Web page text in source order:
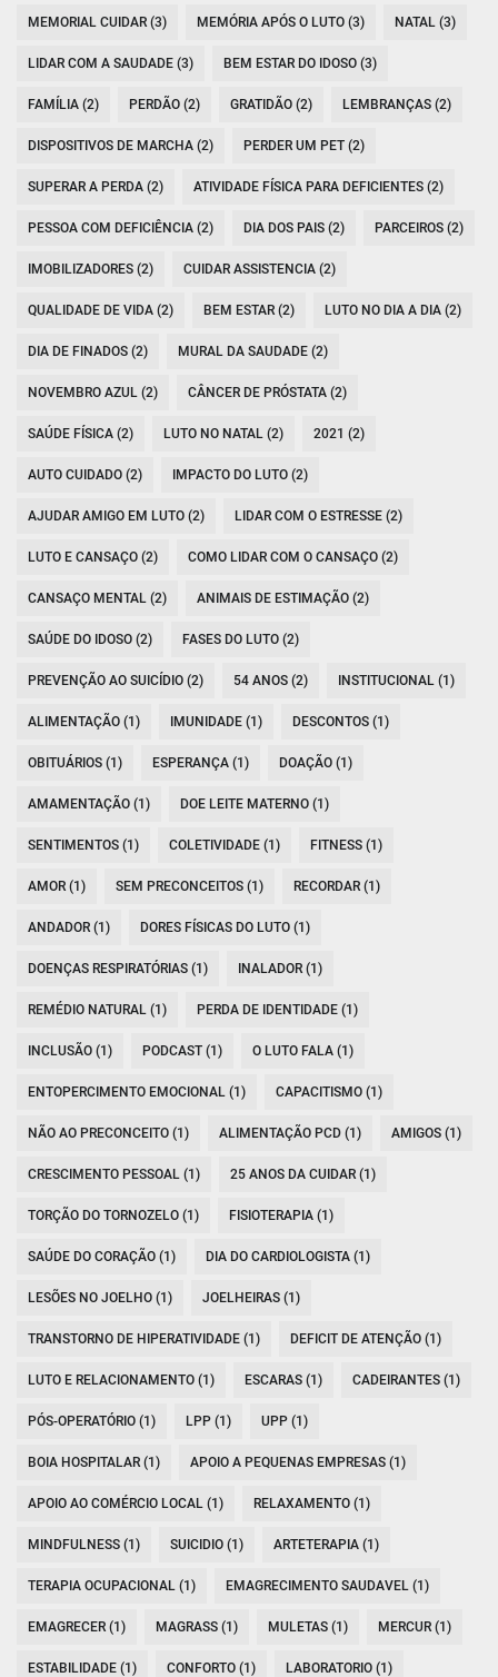
MEMORIAL CUIDAR (3) MEMÓRIA APÓS O LUTO (3) NATAL (3)
LIDAR COM A SAUDADE (3) BEM ESTAR DO IDOSO (3)
FAMÍLIA (2) PERDÃO (2) GRATIDÃO (2) LEMBRANÇAS (2)
DISPOSITIVOS DE MARCHA (2) PERDER UM PET (2)
SUPERAR A PERDA (2) ATIVIDADE FÍSICA PARA DEFICIENTES (2)
PESSOA COM DEFICIÊNCIA (2) DIA DOS PAIS (2) PARCEIROS (2)
IMOBILIZADORES (2) CUIDAR ASSISTENCIA (2)
QUALIDADE DE VIDA (2) BEM ESTAR (2) LUTO NO DIA A DIA (2)
DIA DE FINADOS (2) MURAL DA SAUDADE (2)
NOVEMBRO AZUL (2) CÂNCER DE PRÓSTATA (2)
SAÚDE FÍSICA (2) LUTO NO NATAL (2) 2021 (2)
AUTO CUIDADO (2) IMPACTO DO LUTO (2)
AJUDAR AMIGO EM LUTO (2) LIDAR COM O ESTRESSE (2)
LUTO E CANSAÇO (2) COMO LIDAR COM O CANSAÇO (2)
CANSAÇO MENTAL (2) ANIMAIS DE ESTIMAÇÃO (2)
SAÚDE DO IDOSO (2) FASES DO LUTO (2)
PREVENÇÃO AO SUICÍDIO (2) 54 ANOS (2) INSTITUCIONAL (1)
ALIMENTAÇÃO (1) IMUNIDADE (1) DESCONTOS (1)
OBITUÁRIOS (1) ESPERANÇA (1) DOAÇÃO (1)
AMAMENTAÇÃO (1) DOE LEITE MATERNO (1)
SENTIMENTOS (1) COLETIVIDADE (1) FITNESS (1)
AMOR (1) SEM PRECONCEITOS (1) RECORDAR (1)
ANDADOR (1) DORES FÍSICAS DO LUTO (1)
DOENÇAS RESPIRATÓRIAS (1) INALADOR (1)
REMÉDIO NATURAL (1) PERDA DE IDENTIDADE (1)
INCLUSÃO (1) PODCAST (1) O LUTO FALA (1)
ENTOPERCIMENTO EMOCIONAL (1) CAPACITISMO (1)
NÃO AO PRECONCEITO (1) ALIMENTAÇÃO PCD (1) AMIGOS (1)
CRESCIMENTO PESSOAL (1) 25 ANOS DA CUIDAR (1)
TORÇÃO DO TORNOZELO (1) FISIOTERAPIA (1)
SAÚDE DO CORAÇÃO (1) DIA DO CARDIOLOGISTA (1)
LESÕES NO JOELHO (1) JOELHEIRAS (1)
TRANSTORNO DE HIPERATIVIDADE (1) DEFICIT DE ATENÇÃO (1)
LUTO E RELACIONAMENTO (1) ESCARAS (1) CADEIRANTES (1)
PÓS-OPERATÓRIO (1) LPP (1) UPP (1)
BOIA HOSPITALAR (1) APOIO A PEQUENAS EMPRESAS (1)
APOIO AO COMÉRCIO LOCAL (1) RELAXAMENTO (1)
MINDFULNESS (1) SUICIDIO (1) ARTETERAPIA (1)
TERAPIA OCUPACIONAL (1) EMAGRECIMENTO SAUDAVEL (1)
EMAGRECER (1) MAGRASS (1) MULETAS (1) MERCUR (1)
ESTABILIDADE (1) CONFORTO (1) LABORATORIO (1)